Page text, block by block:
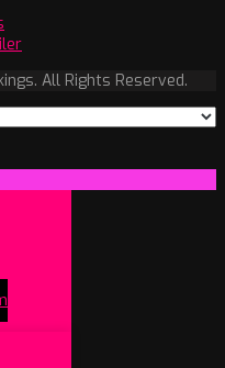
All Rights Reserved.